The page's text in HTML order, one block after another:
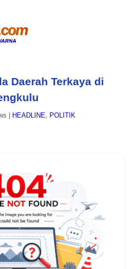
Daerah Terkaya di
HEADLINE, POLITIK